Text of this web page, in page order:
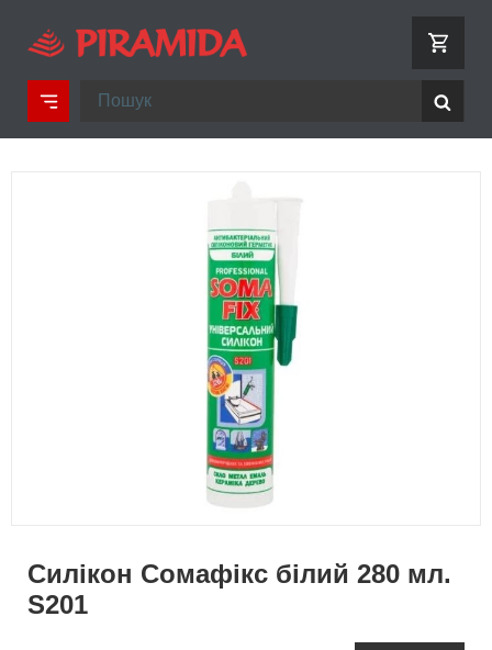
Силікон Сомафікс білий 280 мл.
S201